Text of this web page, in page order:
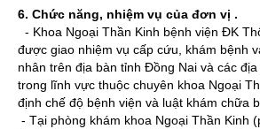
6. Chức năng, nhiệm vụ của đơn vị .
- Khoa Ngoại Thần Kinh bệnh viện ĐK
được giao nhiệm vụ cấp cứu, khám bệnh
nhân trên địa bàn tỉnh Đồng Nai và các
trong lĩnh vực thuộc chuyên khoa Ngoại
định chế độ bệnh viện và luật khám chữa
- Tại phòng khám khoa Ngoại Thần Kinh